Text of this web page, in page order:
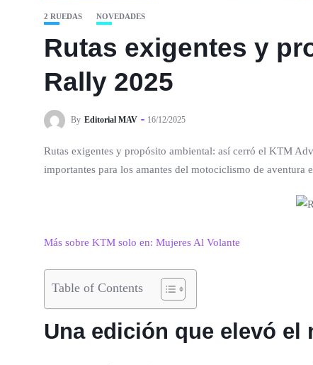
2 RUEDAS NOVEDADES
Rutas exigentes y
Rally 2025
By Editorial MAV 16/12/2025
Rutas exigentes y propósito ambiental: así cerró el KTM
importantes para los amantes del motociclismo de aventura
Más sobre KTM solo en: Mujeres Al Volante
Table of Contents
Una edición que elevó